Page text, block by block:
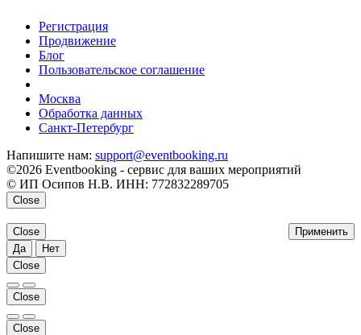
Регистрация
Продвижение
Блог
Пользовательское соглашение
Москва
Обработка данных
Санкт-Петербург
Напишите нам: support@eventbooking.ru
©2026 Eventbooking - сервис для ваших мероприятий
© ИП Осипов Н.В. ИНН: 772832289705
Close
Применить
Close
Да
Нет
Close
Close
Close